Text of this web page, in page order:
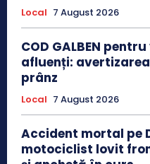
Local 7 August 2026
COD GALBEN
afluenți:
prânz
Local 7 August 2026
Accident mortal pe
motociclist lovit